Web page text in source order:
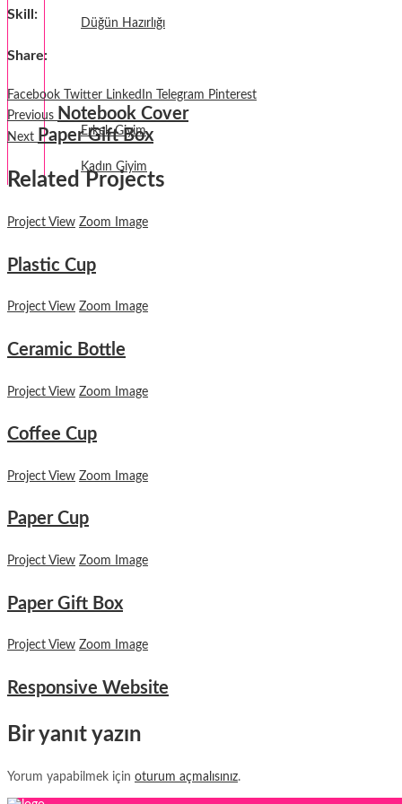
Düğün Hazırlığı
Fantezi
Termal Giyim
Erkek Giyim
Kadın Giyim
Skill :
Share:
Facebook Twitter LinkedIn Telegram Pinterest
Previous Notebook Cover
Next Paper Gift Box
Related Projects
Project View Zoom Image
Plastic Cup
Project View Zoom Image
Ceramic Bottle
Project View Zoom Image
Coffee Cup
Project View Zoom Image
Paper Cup
Project View Zoom Image
Paper Gift Box
Project View Zoom Image
Responsive Website
Bir yanıt yazın
Yorum yapabilmek için oturum açmalısınız.